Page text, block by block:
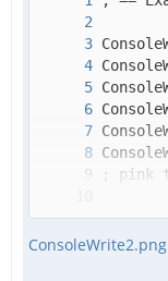
ConsoleWrite2.png